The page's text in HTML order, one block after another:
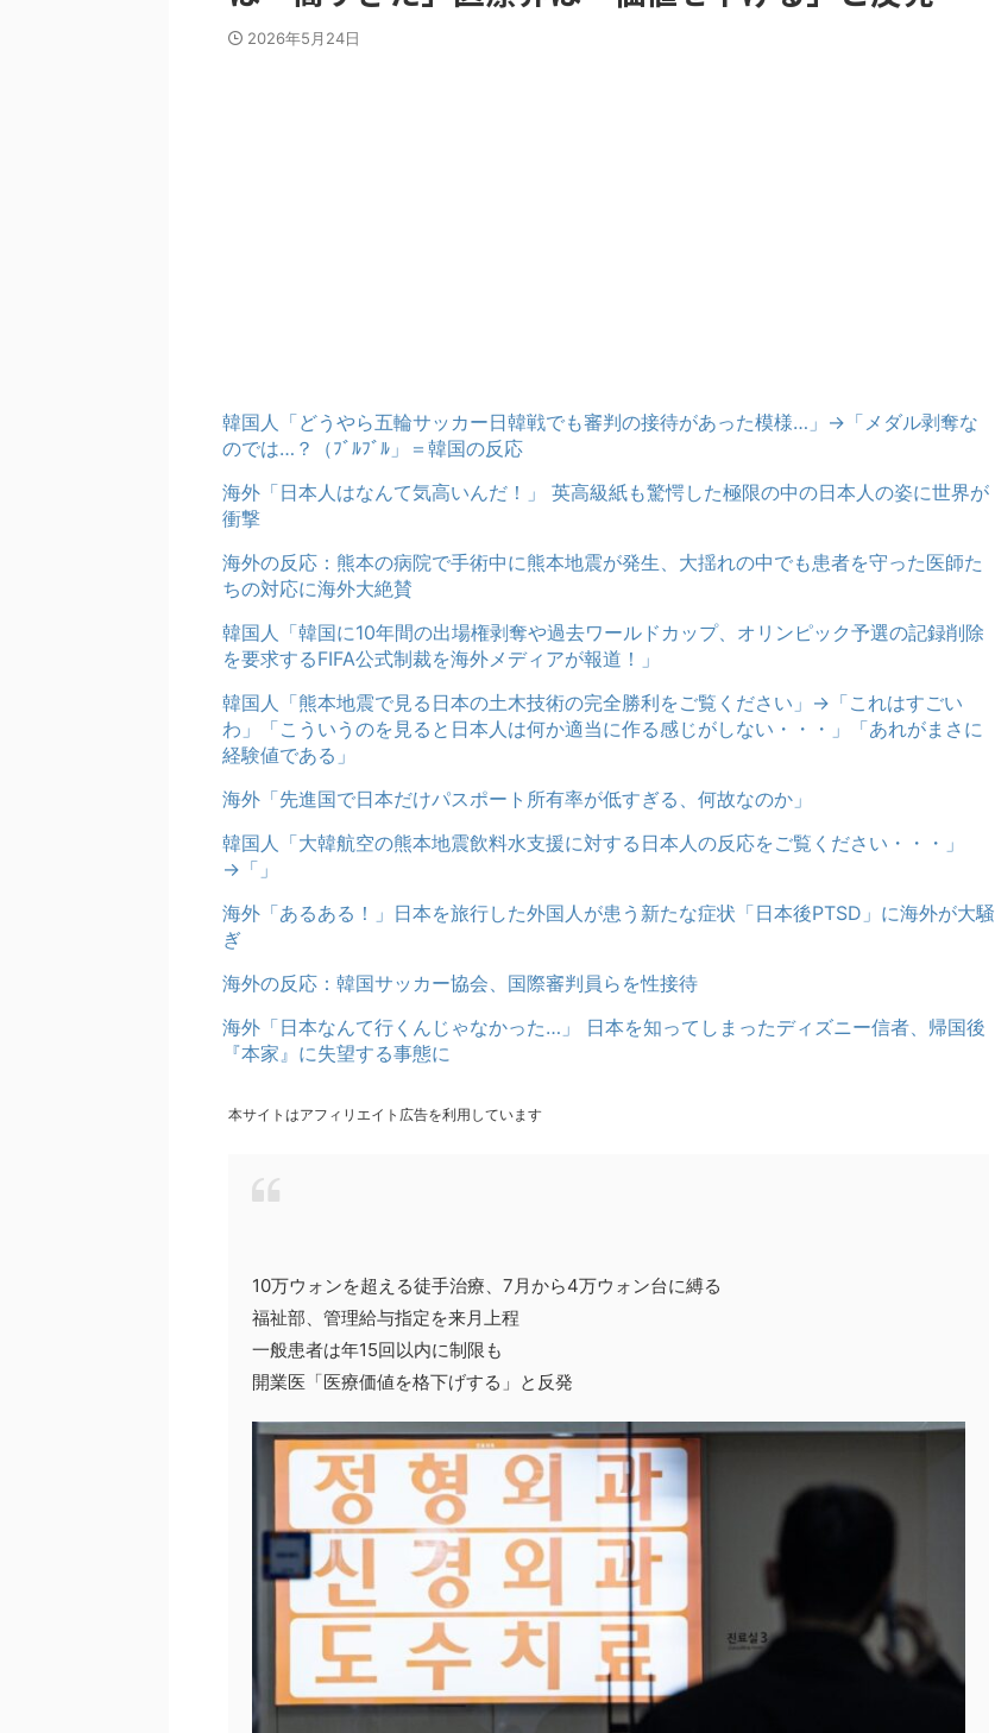
2026年5月24日
韓国人「どうやら五輪サッカー日韓戦でも審判の接待があった模様…」→「メダル剥奪な
のでは…？（ﾌﾞﾙﾌﾞﾙ」＝韓国の反応
海外「日本人はなんて気高いんだ！」 英高級紙も驚愕した極限の中の日本人の姿に世界が
衝撃
海外の反応：熊本の病院で手術中に熊本地震が発生、大揺れの中でも患者を守った医師た
ちの対応に海外大絶賛
韓国人「韓国に10年間の出場権剥奪や過去ワールドカップ、オリンピック予選の記録削除
を要求するFIFA公式制裁を海外メディアが報道！」
韓国人「熊本地震で見る日本の土木技術の完全勝利をご覧ください」→「これはすごい
わ」「こういうのを見ると日本人は何か適当に作る感じがしない・・・」「あれがまさに
経験値である」
海外「先進国で日本だけパスポート所有率が低すぎる、何故なのか」
韓国人「大韓航空の熊本地震飲料水支援に対する日本人の反応をご覧ください・・・」
→「」
海外「あるある！」日本を旅行した外国人が患う新たな症状「日本後PTSD」に海外が大騒
ぎ
海外の反応：韓国サッカー協会、国際審判員らを性接待
海外「日本なんて行くんじゃなかった…」 日本を知ってしまったディズニー信者、帰国後
『本家』に失望する事態に
本サイトはアフィリエイト広告を利用しています
10万ウォンを超える徒手治療、7月から4万ウォン台に縛る
福祉部、管理給与指定を来月上程
一般患者は年15回以内に制限も
開業医「医療価値を格下げする」と反発